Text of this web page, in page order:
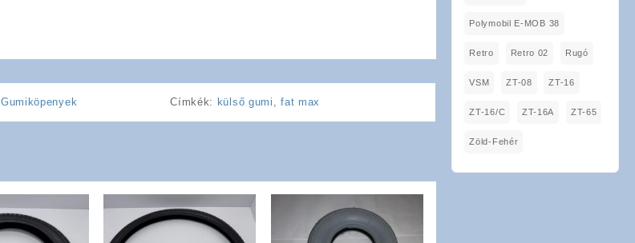
Gumiköpenyek Címkék: külső gumi ,fat max
Polymobil E-MOB 38
Retro Retro 02 Rugó
VSM ZT-08 ZT-16
ZT-16/C ZT-16A ZT-65
Zöld-Fehér